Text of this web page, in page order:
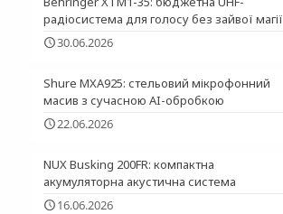
радіосистема для голосу без зайвої магії
30.06.2026
Shure MXA925: стельовий мікрофонний
масив з сучасною AI-обробкою
22.06.2026
NUX Busking 200FR: компактна
акумуляторна акустична система
16.06.2026